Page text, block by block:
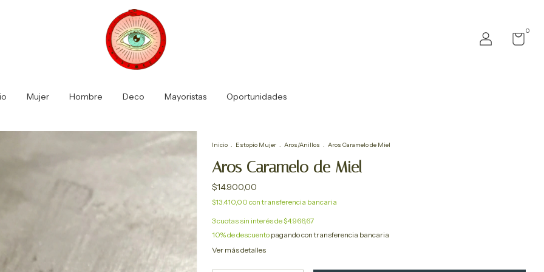
0
Mujer Hombre Deco Mayoristas Oportunidades
Inicio . Estopio Mujer . Aros/Anillos . Aros Caramelo de Miel
Aros Caramelo de Miel
$14.900,00
$13.410,00 contransferencia bancaria
3cuotas sin interés de$4.966,67
10% de descuentopagando con transferencia bancaria
Ver más detalles